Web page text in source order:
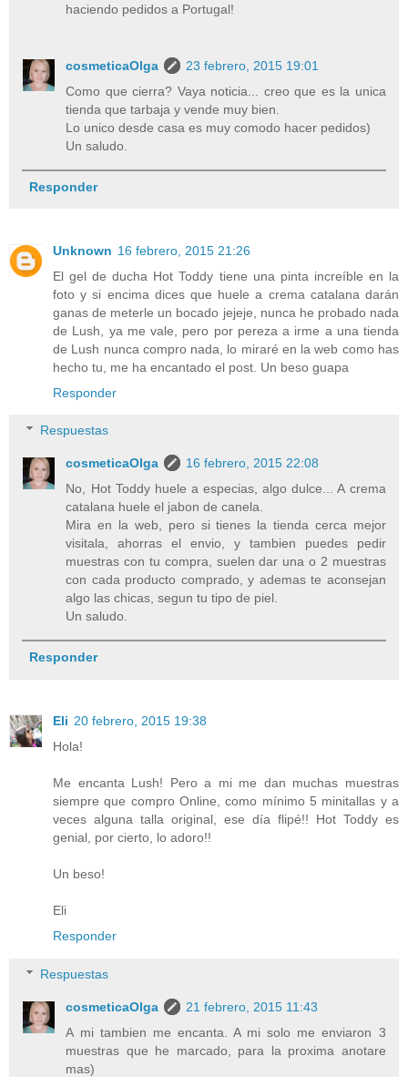
haciendo pedidos a Portugal!
cosmeticaOlga
23 febrero, 2015 19:01
Como que cierra? Vaya noticia... creo que es la unica
tienda que tarbaja y vende muy bien.
Lo unico desde casa es muy comodo hacer pedidos)
Un saludo.
Responder
Unknown 16 febrero, 2015 21:26
El gel de ducha Hot Toddy tiene una pinta increíble en la
foto y si encima dices que huele a crema catalana darán
ganas de meterle un bocado jejeje, nunca he probado nada
de Lush, ya me vale, pero por pereza a irme a una tienda
de Lush nunca compro nada, lo miraré en la web como has
hecho tu, me ha encantado el post. Un beso guapa
Responder
Respuestas
cosmeticaOlga
16 febrero, 2015 22:08
No, Hot Toddy huele a especias, algo dulce... A crema
catalana huele el jabon de canela.
Mira en la web, pero si tienes la tienda cerca mejor
visitala, ahorras el envio, y tambien puedes pedir
muestras con tu compra, suelen dar una o 2 muestras
con cada producto comprado, y ademas te aconsejan
algo las chicas, segun tu tipo de piel.
Un saludo.
Responder
Eli 20 febrero, 2015 19:38
Hola!
Me encanta Lush! Pero a mi me dan muchas muestras
siempre que compro Online, como mínimo 5 minitallas y a
veces alguna talla original, ese día flipé!! Hot Toddy es
genial, por cierto, lo adoro!!
Un beso!
Eli
Responder
Respuestas
cosmeticaOlga
21 febrero, 2015 11:43
A mi tambien me encanta. A mi solo me enviaron 3
muestras que he marcado, para la proxima anotare
mas)